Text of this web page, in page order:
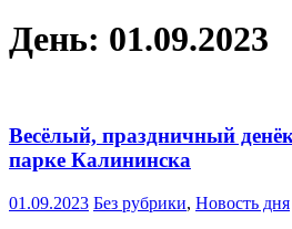
День: 01.09.2023
Весёлый, праздничный
парке Калининска
01.09.2023 Без рубрики, Новость дня